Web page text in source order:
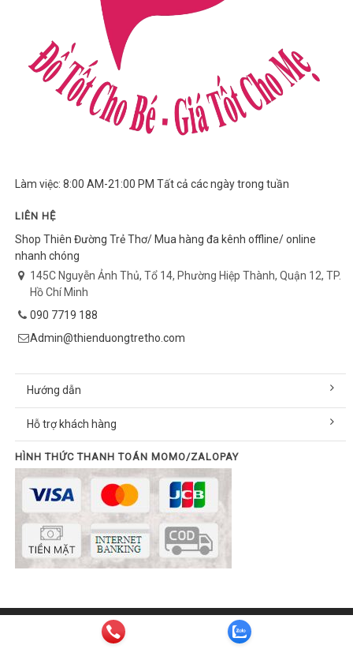
Làm việc: 8:00 AM-21:00 PM Tất cả các ngày trong tuần
LIÊN HỆ
Shop Thiên Đường Trẻ Thơ/ Mua hàng đa kênh offline/ online
nhanh chóng
145C Nguyễn Ảnh Thủ, Tổ 14, Phường Hiệp Thành, Quận 12, TP.
Hồ Chí Minh
090 7719 188
Admin@thienduongtretho.com
Hướng dẫn
Hỗ trợ khách hàng
HÌNH THỨC THANH TOÁN MOMO/ZALOPAY
© Bản quyền thuộc về thienduongtretho.com | Cung cấp bởi
info@thienduongtretho.com | Hotline:090 7719 188